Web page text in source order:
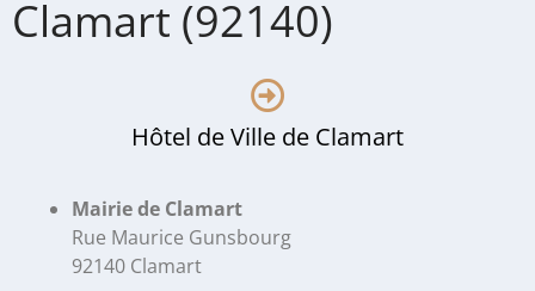
Clamart (92140)
Hôtel de Ville de Clamart
Mairie de Clamart
Rue Maurice Gunsbourg
92140 Clamart